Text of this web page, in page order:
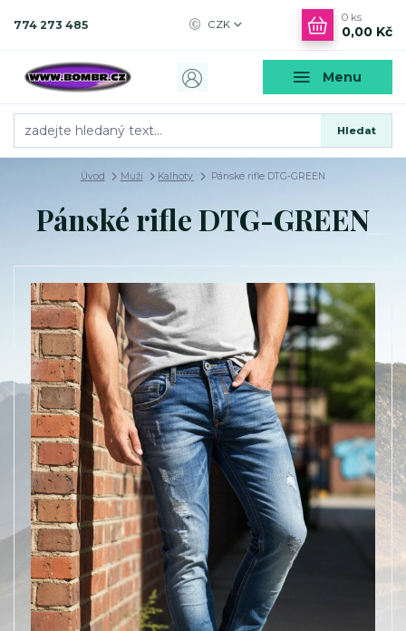
Menu
CZK
Hledat
774 273 485
0 ks
0,00 Kč
Úvod Muži Kalhoty Pánské rifle DTG-GREEN
Pánské rifle DTG-GREEN